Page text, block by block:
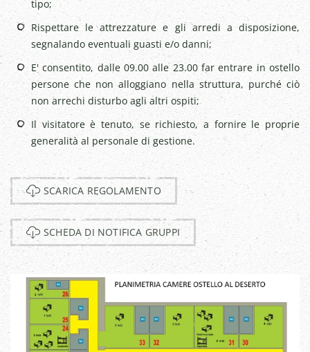
tipo;
Rispettare le attrezzature e gli arredi a disposizione,
segnalando eventuali guasti e/o danni;
E' consentito, dalle 09.00 alle 23.00 far entrare in ostello
persone che non alloggiano nella struttura, purché ciò
non arrechi disturbo agli altri ospiti;
Il visitatore è tenuto, se richiesto, a fornire le proprie
generalità al personale di gestione.
SCARICA REGOLAMENTO
SCHEDA DI NOTIFICA GRUPPI